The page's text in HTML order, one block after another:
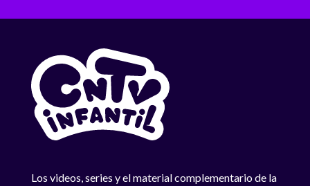
Los videos, series y el material complementario de la